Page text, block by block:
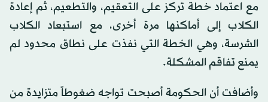
مع اعتماد خطة تركز على التعقيم، والتطعيم، ثم إعادة
الكلاب إلى أماكنها مرة أخرى، مع استبعاد الكلاب
الشرسة، وهي الخطة التي نفذت على نطاق محدود لم
يمنع تفاقم المشكلة.
وأضافت أن الحكومة أصبحت تواجه ضغوطاً متزايدة من